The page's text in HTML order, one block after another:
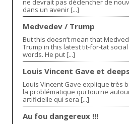
ne devrait pas déclencher de
dans un avenir [...]
Medvedev / Trump
But this doesn’t mean that
Trump in this latest tit-for-tat
words. He put [...]
Louis Vincent Gave et
Louis Vincent Gave explique très
la problématique qui tourne
artificielle qui sera [...]
Au fou dangereux !!!